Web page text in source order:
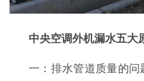
中央空调外机漏水五大
一：排水管道质量的